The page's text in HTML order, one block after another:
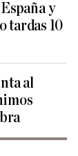
y
tardas 10
al